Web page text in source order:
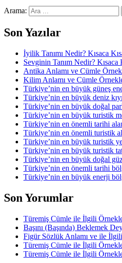
Arama:
Son Yazılar
İyilik Tanımı Nedir? Kısaca
Sevginin Tanım Nedir? Kısaca
Antika Anlamı ve Cümle
Kilim Anlamı ve Cümle
Türkiye’nin en büyük güneş
Türkiye’nin en büyük deniz
Türkiye’nin en büyük doğal
Türkiye’nin en büyük turistik
Türkiye’nin en önemli tarihi
Türkiye’nin en önemli turistik
Türkiye’nin en büyük turistik
Türkiye’nin en büyük turistik
Türkiye’nin en büyük doğal
Türkiye’nin en önemli tarihi
Türkiye’nin en büyük enerji
Son Yorumlar
Türemiş Cümle ile İlgili
Başını (Başında) Beklemek
Figür Sözlük Anlamı ve ile
Türemiş Cümle ile İlgili
Türemiş Cümle ile İlgili